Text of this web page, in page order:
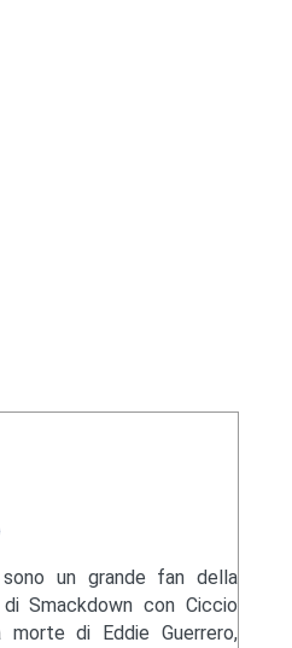
un grande fan della
Smackdown con Ciccio
morte di Eddie Guerrero,